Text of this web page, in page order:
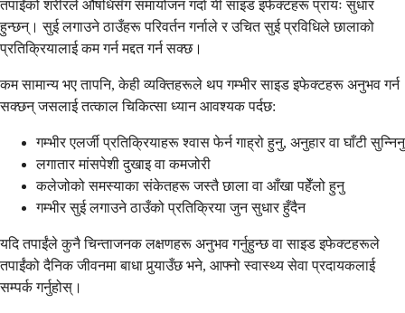
तपाईंको शरीरले औषधिसँग समायोजन गर्दा यी साइड इफेक्टहरू प्रायः सुधार
हुन्छन्। सुई लगाउने ठाउँहरू परिवर्तन गर्नाले र उचित सुई प्रविधिले छालाको
प्रतिक्रियालाई कम गर्न मद्दत गर्न सक्छ।
कम सामान्य भए तापनि, केही व्यक्तिहरूले थप गम्भीर साइड इफेक्टहरू अनुभव गर्न
सक्छन् जसलाई तत्काल चिकित्सा ध्यान आवश्यक पर्दछ:
गम्भीर एलर्जी प्रतिक्रियाहरू श्वास फेर्न गाह्रो हुनु, अनुहार वा घाँटी सुन्निनु
लगातार मांसपेशी दुखाइ वा कमजोरी
कलेजोको समस्याका संकेतहरू जस्तै छाला वा आँखा पहेँलो हुनु
गम्भीर सुई लगाउने ठाउँको प्रतिक्रिया जुन सुधार हुँदैन
यदि तपाईंले कुनै चिन्ताजनक लक्षणहरू अनुभव गर्नुहुन्छ वा साइड इफेक्टहरूले
तपाईंको दैनिक जीवनमा बाधा पुर्‍याउँछ भने, आफ्नो स्वास्थ्य सेवा प्रदायकलाई
सम्पर्क गर्नुहोस्।